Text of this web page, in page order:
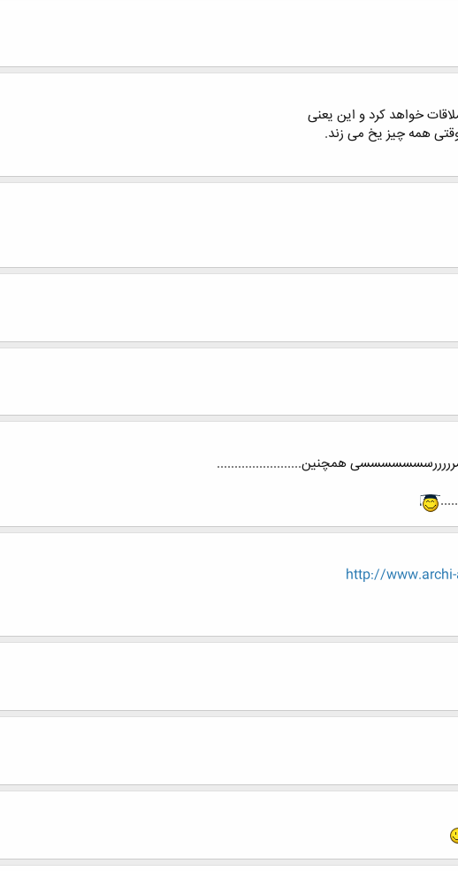
خواهد کرد و این یعنی
همه چیز یخ می زند.
همچنین........................
http://